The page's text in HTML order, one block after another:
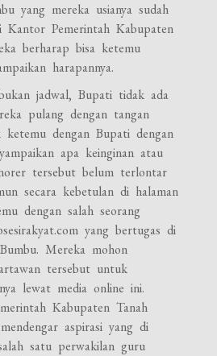
yang mereka usianya sudah
Pemerintah Kabupaten
berharap bisa ketemu
harapannya.
jadwal, Bupati tidak ada
pulang dengan tangan
dengan Bupati dengan
apa keinginan atau
tersebut belum terlontar
secara kebetulan di halaman
dengan salah seorang
yang bertugas di
Mereka mohon
tersebut untuk
lewat media online ini.
Kabupaten Tanah
aspirasi yang di
satu perwakilan guru